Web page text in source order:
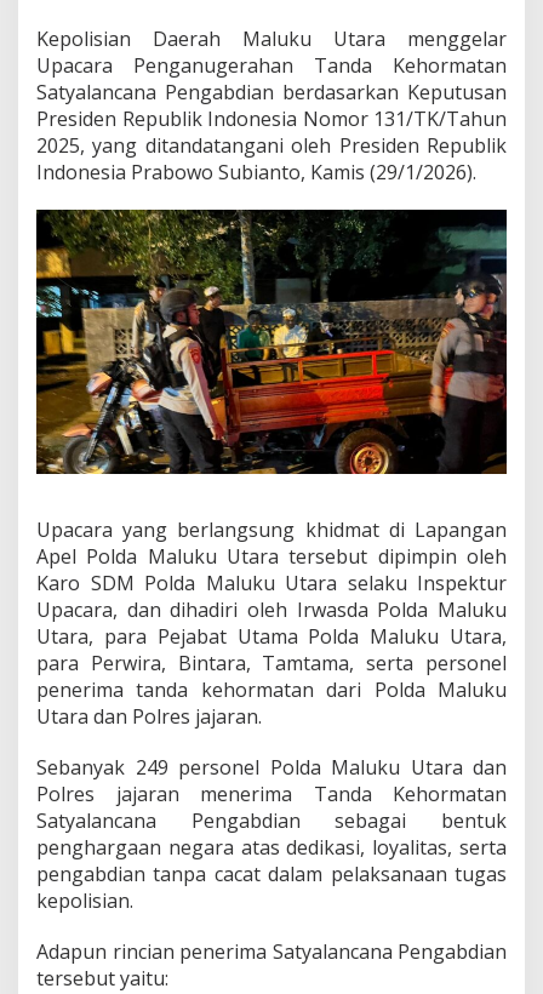
g
k
a
t
k
a
n
P
a
t
r
o
l
i
M
a
l
a
m
p
t
a
a
n
K
a
m
t
b
m
a
s
K
o
u
Kepolisian Daerah Maluku Utara menggelar
Upacara Penganugerahan Tanda Kehormatan
Satyalancana Pengabdian berdasarkan Keputusan
Presiden Republik Indonesia Nomor 131/TK/Tahun
2025, yang ditandatangani oleh Presiden Republik
Indonesia Prabowo Subianto, Kamis (29/1/2026).
Upacara yang berlangsung khidmat di Lapangan
Apel Polda Maluku Utara tersebut dipimpin oleh
Karo SDM Polda Maluku Utara selaku Inspektur
Upacara, dan dihadiri oleh Irwasda Polda Maluku
Utara, para Pejabat Utama Polda Maluku Utara,
para Perwira, Bintara, Tamtama, serta personel
penerima tanda kehormatan dari Polda Maluku
Utara dan Polres jajaran.
Sebanyak 249 personel Polda Maluku Utara dan
Polres jajaran menerima Tanda Kehormatan
Satyalancana Pengabdian sebagai bentuk
penghargaan negara atas dedikasi, loyalitas, serta
pengabdian tanpa cacat dalam pelaksanaan tugas
kepolisian.
Adapun rincian penerima Satyalancana Pengabdian
tersebut yaitu: